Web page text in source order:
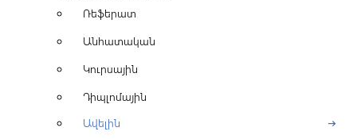
Ռեֆերատ
Անհատական
Կուրսային
Դիպլոմային
Ավելին
arrow_right_alt